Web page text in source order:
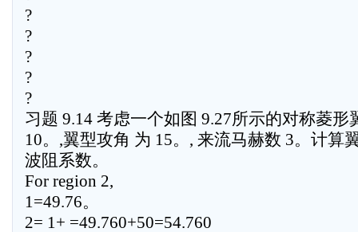
?
?
?
?
?
习题 9.14 考虑一个如图 9.27所示的对称菱形
10。,翼型攻角 为 15。, 来流马赫数 3。计算
波阻系数。
For region 2,
1=49.76。
2= 1+ =49.760+50=54.760